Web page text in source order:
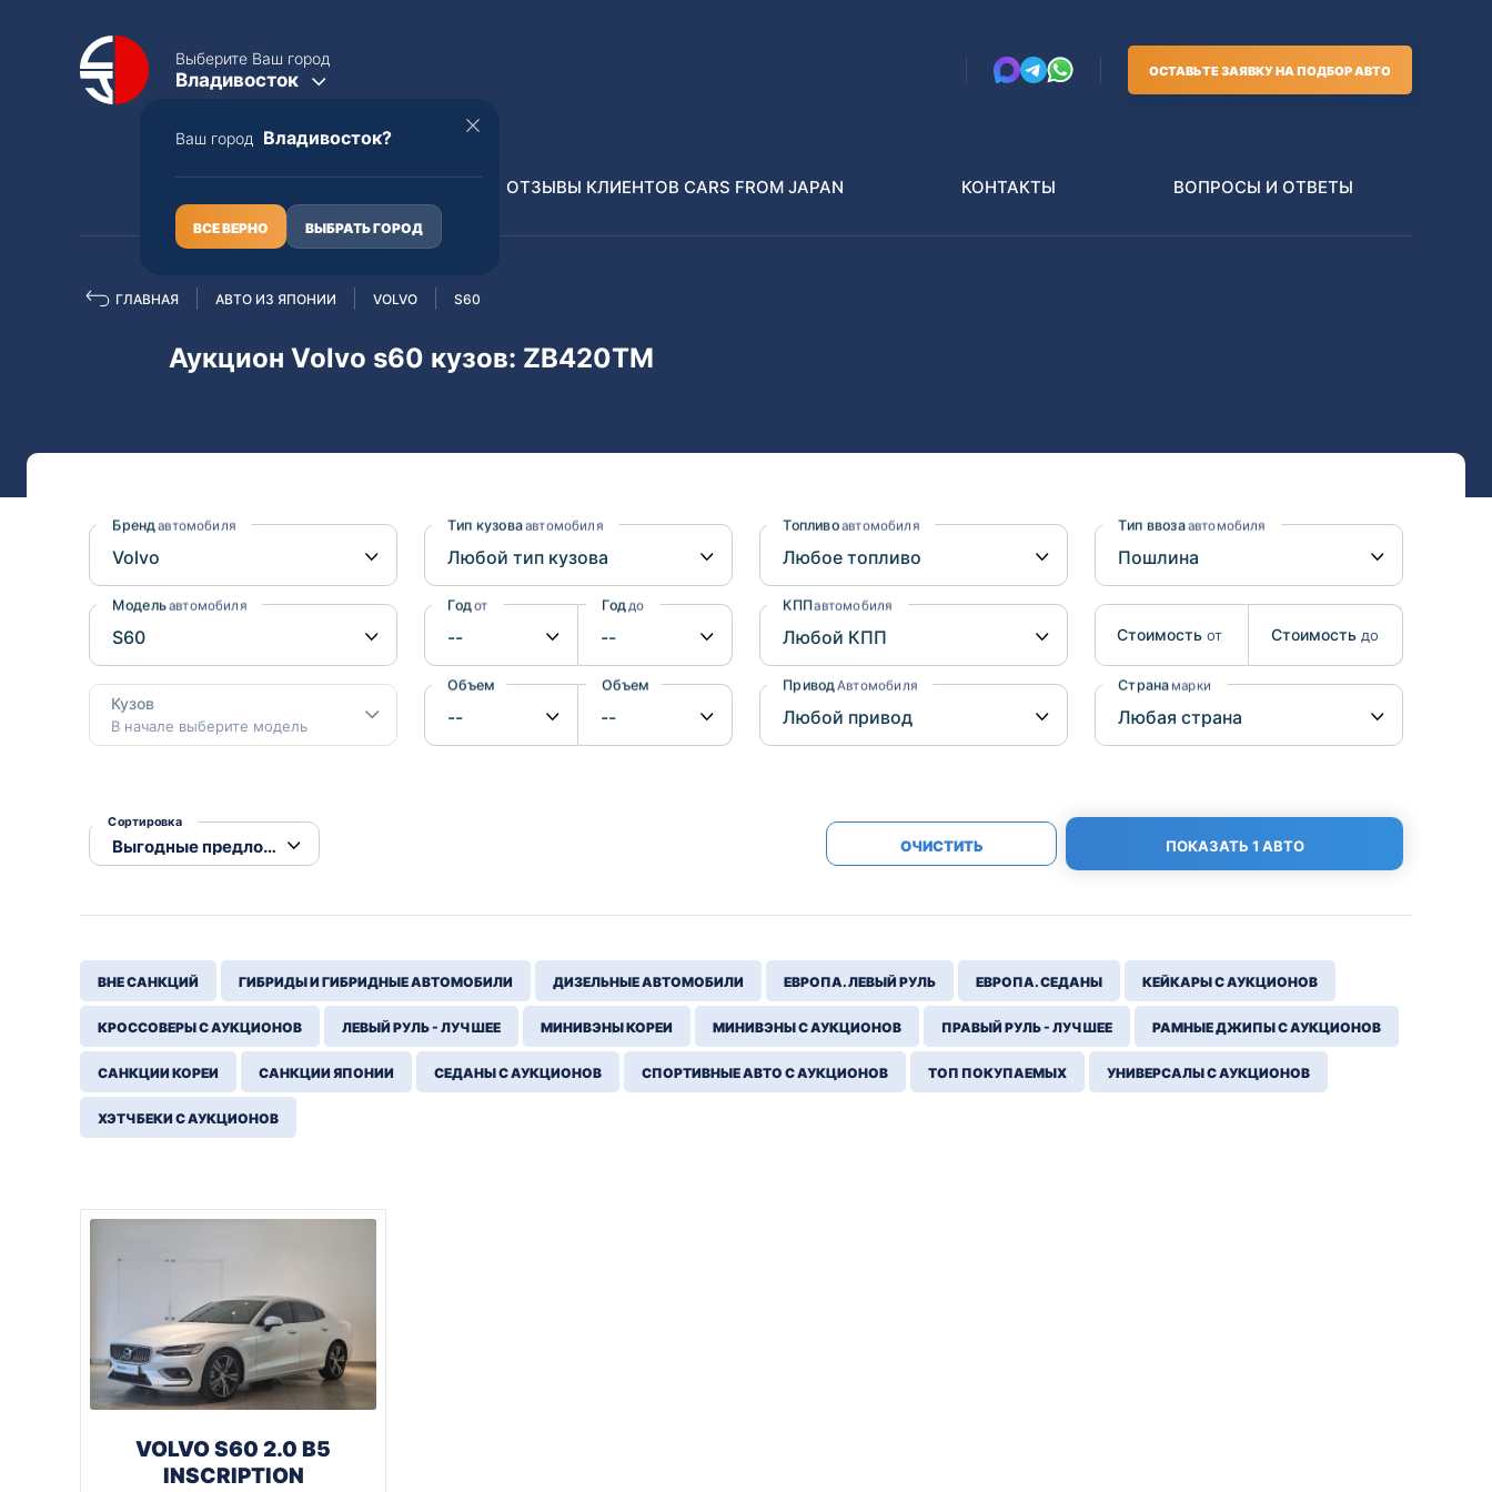
Выберите Ваш город
Владивосток
Ваш город Владивосток?
ВСЕ ВЕРНО ВЫБРАТЬ ГОРОД
ОСТАВЬТЕ ЗАЯВКУ НА ПОДБОР АВТО
Полная пошлина
Nissan
Suzuki
Subaru
Mercedes-Benz
Nissan
Mazda
Mitsubishi
Subaru
Suzuki
Lexus
BMW
Audi
Nissan
Mitsubishi
Isuzu
Hino
ОТЗЫВЫ КЛИЕНТОВ CARS FROM JAPAN КОНТАКТЫ ВОПРОСЫ И ОТВЕТЫ
ГЛАВНАЯ АВТО ИЗ ЯПОНИИ VOLVO S60
Аукцион Volvo s60 кузов: ZB420TM
Бренд автомобиля
Модельавтомобиля
Кузов
В начале выберите модель
Тип кузоваавтомобиля
Год от Год до
Объем от Объем до
Топливоавтомобиля
КППавтомобиля
Привод Автомобиля
Тип ввозаавтомобиля
Стоимость от Стоимость до
Страна марки
Сортировка
ОЧИСТИТЬ ПОКАЗАТЬ 1 АВТО
ВНЕ САНКЦИЙ ГИБРИДЫ И ГИБРИДНЫЕ АВТОМОБИЛИ ДИЗЕЛЬНЫЕ АВТОМОБИЛИ ЕВРОПА. ЛЕВЫЙ РУЛЬ ЕВРОПА. СЕДАНЫ КЕЙКАРЫ С АУКЦИОНОВ
КРОССОВЕРЫ С АУКЦИОНОВ ЛЕВЫЙ РУЛЬ - ЛУЧШЕЕ МИНИВЭНЫ КОРЕИ МИНИВЭНЫ С АУКЦИОНОВ ПРАВЫЙ РУЛЬ - ЛУЧШЕЕ РАМНЫЕ ДЖИПЫ С АУКЦИОНОВ
САНКЦИИ КОРЕИ САНКЦИИ ЯПОНИИ СЕДАНЫ С АУКЦИОНОВ СПОРТИВНЫЕ АВТО С АУКЦИОНОВ ТОП ПОКУПАЕМЫХ УНИВЕРСАЛЫ С АУКЦИОНОВ
ХЭТЧБЕКИ С АУКЦИОНОВ
VOLVO S60 2.0 B5
INSCRIPTION